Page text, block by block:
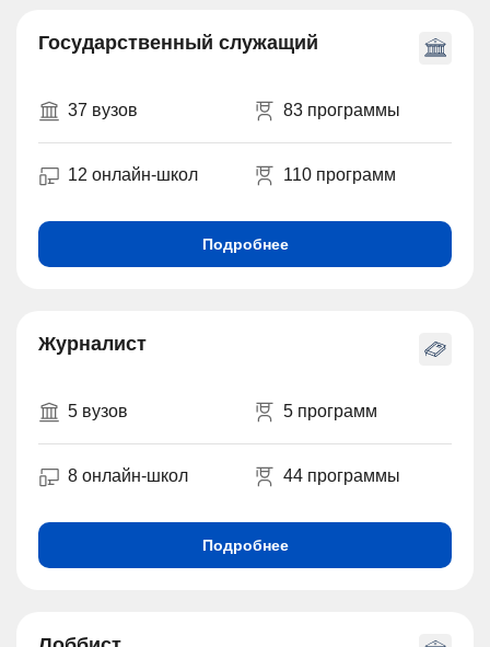
Государственный служащий
37 вузов 83 программы
12 онлайн-школ 110 программ
Подробнее
Журналист
5 вузов 5 программ
8 онлайн-школ 44 программы
Подробнее